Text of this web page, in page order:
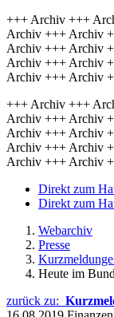
+++ Archiv +++
Archiv +++ Archiv
Archiv +++ Archiv
Archiv +++ Archiv
Archiv +++ Archiv
+++ Archiv +++
Archiv +++ Archiv
Archiv +++ Archiv
Archiv +++ Archiv
Archiv +++ Archiv
Direkt zum
Direkt zum
Webarchiv
Presse
Heute im
zurück zu: